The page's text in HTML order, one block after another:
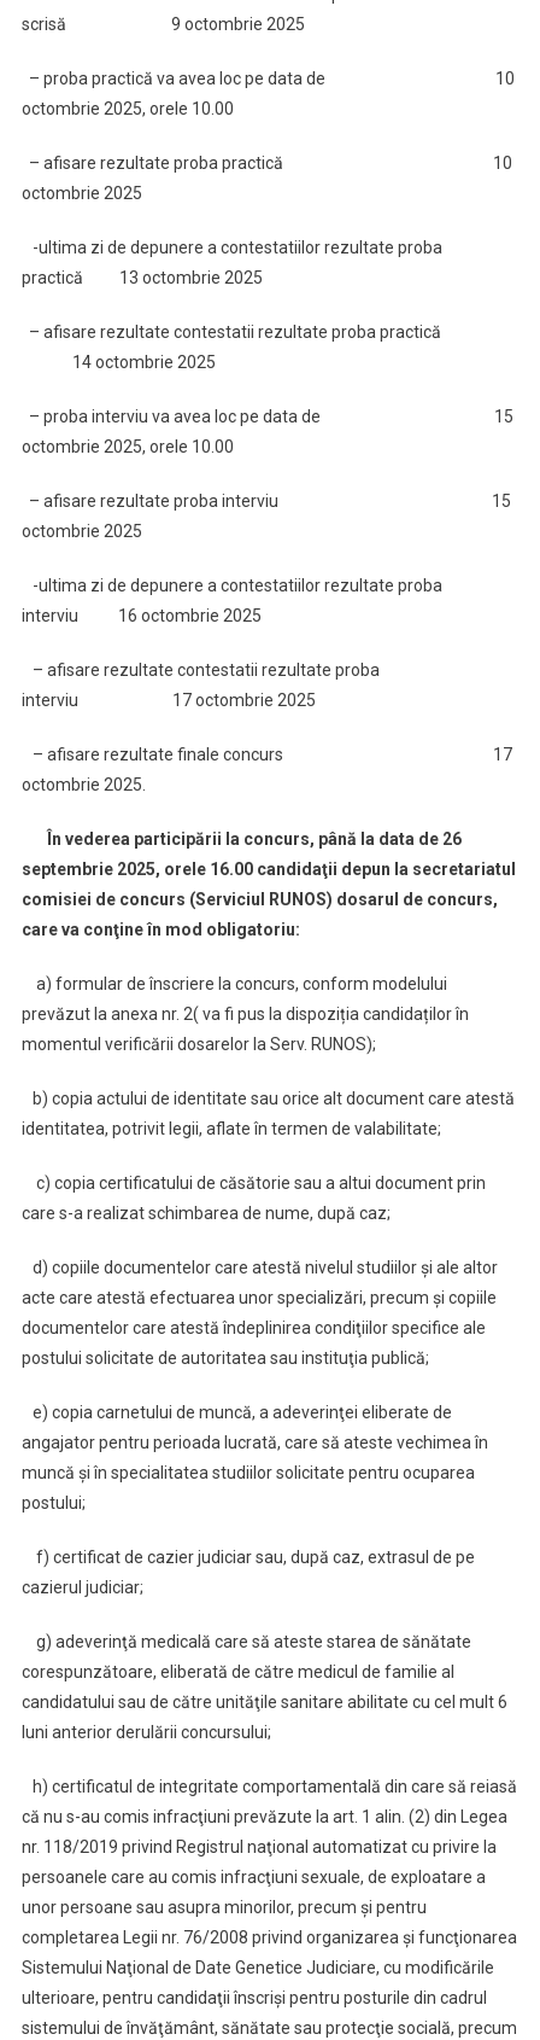
scrisă 9 octombrie 2025
– proba practică va avea loc pe data de
10
octombrie 2025, orele 10.00
– afisare rezultate proba practică 10
octombrie 2025
-ultima zi de depunere a contestatiilor rezultate proba
practică 13 octombrie 2025
– afisare rezultate contestatii rezultate proba practică
14 octombrie 2025
– proba interviu va avea loc pe data de 15
octombrie 2025, orele 10.00
– afisare rezultate proba interviu 15
octombrie 2025
-ultima zi de depunere a contestatiilor rezultate proba
interviu 16 octombrie 2025
– afisare rezultate contestatii rezultate proba
interviu 17 octombrie 2025
– afisare rezultate finale concurs 17
octombrie 2025.
În vederea participării la concurs, până la data de 26
septembrie 2025, orele 16.00 candidaţii depun la secretariatul
comisiei de concurs (Serviciul RUNOS) dosarul de concurs,
care va conţine în mod obligatoriu:
a) formular de înscriere la concurs, conform modelului
prevăzut la anexa nr. 2( va fi pus la dispoziția candidaților în
momentul verificării dosarelor la Serv. RUNOS);
b) copia actului de identitate sau orice alt document care atestă
identitatea, potrivit legii, aflate în termen de valabilitate;
c) copia certificatului de căsătorie sau a altui document prin
care s-a realizat schimbarea de nume, după caz;
d) copiile documentelor care atestă nivelul studiilor şi ale altor
acte care atestă efectuarea unor specializări, precum şi copiile
documentelor care atestă îndeplinirea condiţiilor specifice ale
postului solicitate de autoritatea sau instituţia publică;
e) copia carnetului de muncă, a adeverinţei eliberate de
angajator pentru perioada lucrată, care să ateste vechimea în
muncă şi în specialitatea studiilor solicitate pentru ocuparea
postului;
f) certificat de cazier judiciar sau, după caz, extrasul de pe
cazierul judiciar;
g) adeverinţă medicală care să ateste starea de sănătate
corespunzătoare, eliberată de către medicul de familie al
candidatului sau de către unităţile sanitare abilitate cu cel mult 6
luni anterior derulării concursului;
h) certificatul de integritate comportamentală din care să reiasă
că nu s-au comis infracţiuni prevăzute la art. 1 alin. (2) din Legea
nr. 118/2019 privind Registrul naţional automatizat cu privire la
persoanele care au comis infracţiuni sexuale, de exploatare a
unor persoane sau asupra minorilor, precum şi pentru
completarea Legii nr. 76/2008 privind organizarea şi funcţionarea
Sistemului Naţional de Date Genetice Judiciare, cu modificările
ulterioare, pentru candidaţii înscrişi pentru posturile din cadrul
sistemului de învăţământ, sănătate sau protecţie socială, precum